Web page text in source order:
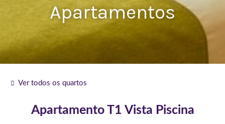
Apartamentos
Ver todos os quartos
Apartamento T1 Vista Piscina